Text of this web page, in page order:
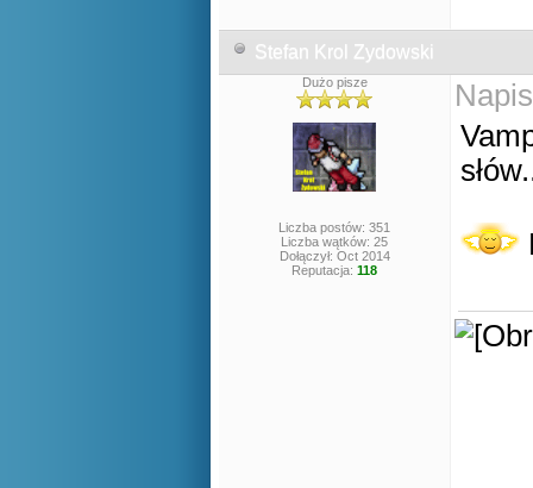
Stefan Krol Zydowski
Dużo pisze
Liczba postów: 351
Liczba wątków: 25
Dołączył: Oct 2014
Reputacja: 118